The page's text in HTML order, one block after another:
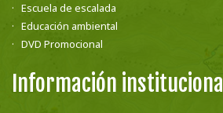
Escuela de escalada
Educación ambiental
DVD Promocional
Información institucional